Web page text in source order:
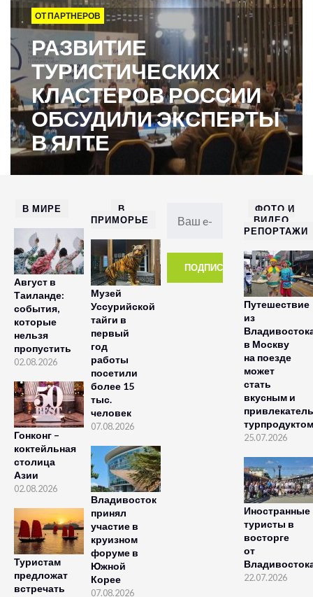
ОТ ПАРТНЕРОВ
РАЗВИТИЕ
ТУРИСТИЧЕСКИХ
КЛАСТЕРОВ РОССИИ
ОБСУДИЛИ ЭКСПЕРТЫ
В ЯЛТЕ
В МИРЕ
Август в
Таиланде:
события,
которые
нельзя
пропустить
02.08.2026
Гонконг –
коктейльная
столица
Азии
02.08.2026
Туристам
предложат
встречать
В
ПРИМОРЬЕ
Музей
Уссурийской
тайги в
первый
год
работы
посетили
более 15
тыс.
человек
07.08.2026
Владивосток
принял
участие в
круизном
форуме в
Южной
Корее
07.08.2026
ФОТО И
ВИДЕО
РЕПОРТАЖИ
Путешествие
из
в Москву
на поезде
может
стать
вкусным и
турпродуктом
25.07.2026
Иностранные
туристы в
восторге
от
22.07.2026